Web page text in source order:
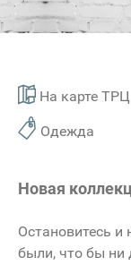
На карте ТРЦ
Одежда
Новая
Остановитесь
были, что бы ни